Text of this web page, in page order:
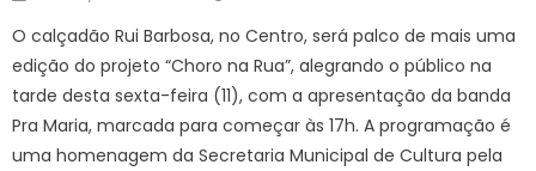
on
O calçadão Rui Barbosa, no Centro, será palco de mais uma
edição do projeto “Choro na Rua”, alegrando o público na
tarde desta sexta-feira (11), com a apresentação da banda
Pra Maria, marcada para começar às 17h. A programação é
uma homenagem da Secretaria Municipal de Cultura pela